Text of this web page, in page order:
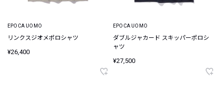
EPOCA UOMO
リンクスジオメポロシャツ
¥26,400
EPOCA UOMO
ダブルジャカード スキッパーポロシ
ャツ
¥27,500